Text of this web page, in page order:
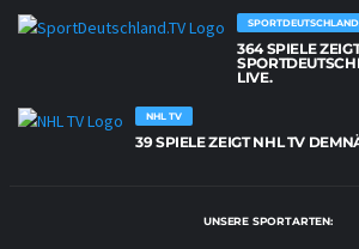
364 SPIELE
LIVE.
NHL TV
39 SPIELE ZEIGT NHL TV
UNSERE SPORTARTEN: